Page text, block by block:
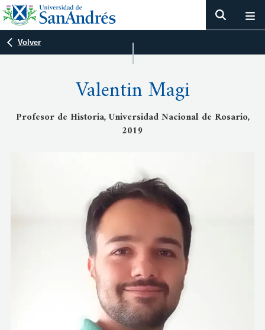
Volver
Valentin Magi
Profesor de Historia, Universidad Nacional de Rosario,
2019